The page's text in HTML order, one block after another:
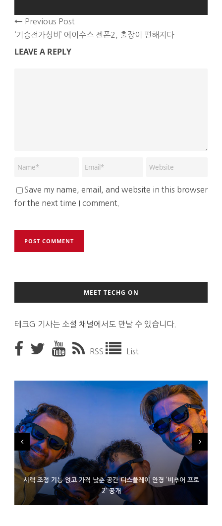
Previous Post
‘기승전가성비’ 에이수스 젠폰2, 출장이 편해지다
LEAVE A REPLY
Save my name, email, and website in this browser
for the next time I comment.
MEET TECHG ON
테크G 기사는 소셜 채널에서도 만날 수 있습니다.
RSS List
시력 조정 기능 얹고 가격 낮춘 공간 디스플레이 안경 ‘비추어 프로
2’ 공개
D램 부족에 10억달러어치 아이폰18 프로세서 패키징 대기 중
300~400달러 반지형 스피커 준비하는 오픈AI